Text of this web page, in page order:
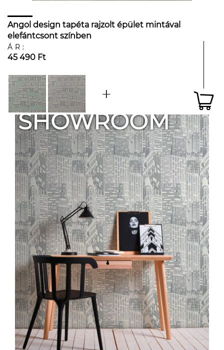
Angol design tapéta rajzolt épület mintával
elefántcsont színben
ÁR:
45 490 Ft
SHOWROOM